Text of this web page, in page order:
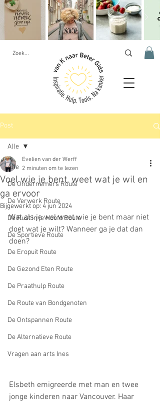
Post
Alle
De Ondernemers Route
De Verwerk Route
De Rust in je Hoofd Route
De Sportieve Route
De Eropuit Route
De Gezond Eten Route
De Praathulp Route
De Route van Bondgenoten
De Ontspannen Route
De Alternatieve Route
Vragen aan arts Ines
Alle
Voel wie je bent, weet wat je wil en
ga ervoor
Evelien van der Werff
2 minuten om te lezen
Bijgewerkt op: 4 jun 2024
Wat als je wel weet wie je bent maar niet
doet wat je wilt? Wanneer ga je dat dan
doen?
Elsbeth emigreerde met man en twee
jonge kinderen naar Vancouver. Haar